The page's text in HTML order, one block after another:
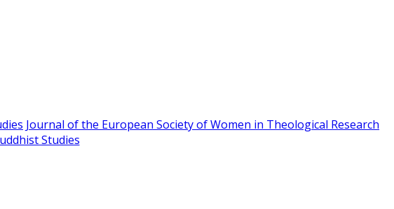
Journal of the European Society of Women in Theological Research
Studies